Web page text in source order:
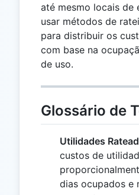
até mesmo locais de
usar métodos de
para distribuir os
com base na
de uso.
Glossário de
Utilidades
custos de
dias ocupados e